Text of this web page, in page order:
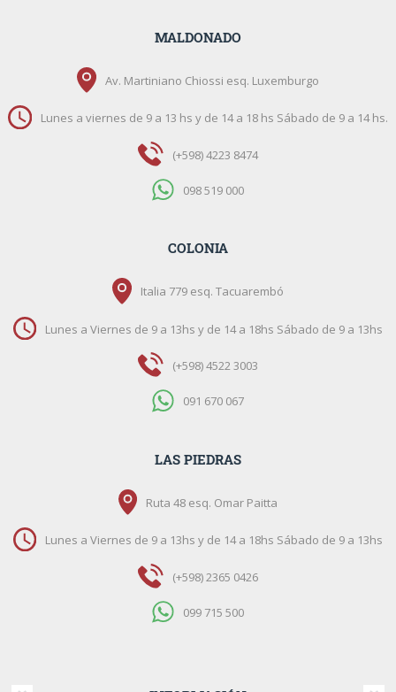
MALDONADO
Av. Martiniano Chiossi esq. Luxemburgo
Lunes a viernes de 9 a 13 hs y de 14 a 18 hs Sábado de 9 a 14 hs.
(+598) 4223 8474
098 519 000
COLONIA
Italia 779 esq. Tacuarembó
Lunes a Viernes de 9 a 13hs y de 14 a 18hs Sábado de 9 a 13hs
(+598) 4522 3003
091 670 067
LAS PIEDRAS
Ruta 48 esq. Omar Paitta
Lunes a Viernes de 9 a 13hs y de 14 a 18hs Sábado de 9 a 13hs
(+598) 2365 0426
099 715 500